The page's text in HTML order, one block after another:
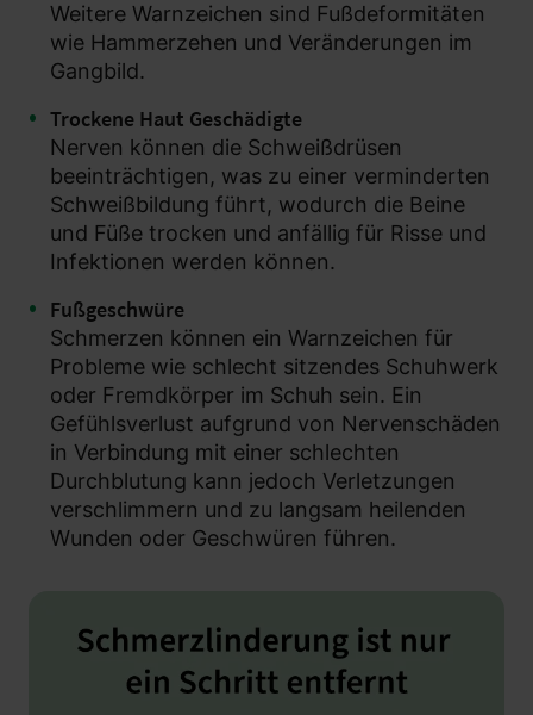
Weitere Warnzeichen sind Fußdeformitäten
wie Hammerzehen und Veränderungen im
Gangbild.
Trockene Haut Geschädigte
Nerven können die Schweißdrüsen
beeinträchtigen, was zu einer verminderten
Schweißbildung führt, wodurch die Beine
und Füße trocken und anfällig für Risse und
Infektionen werden können.
Fußgeschwüre
Schmerzen können ein Warnzeichen für
Probleme wie schlecht sitzendes Schuhwerk
oder Fremdkörper im Schuh sein. Ein
Gefühlsverlust aufgrund von Nervenschäden
in Verbindung mit einer schlechten
Durchblutung kann jedoch Verletzungen
verschlimmern und zu langsam heilenden
Wunden oder Geschwüren führen.